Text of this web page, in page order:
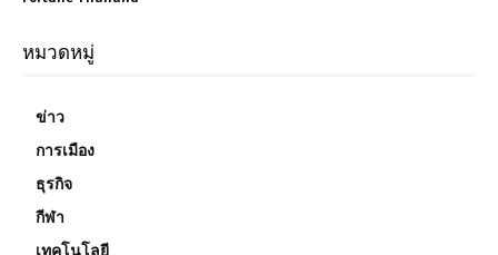
หมวดหมู่
ข่าว
การเมือง
ธุรกิจ
กีฬา
เทคโนโลยี